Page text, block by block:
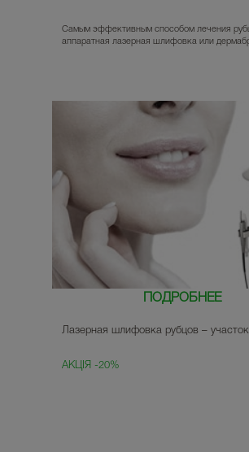
Самым эффективным способом лечения
аппаратная лазерная шлифовка или
ПОДРОБНЕЕ
Лазерная шлифовка рубцов –
АКЦІЯ -20%